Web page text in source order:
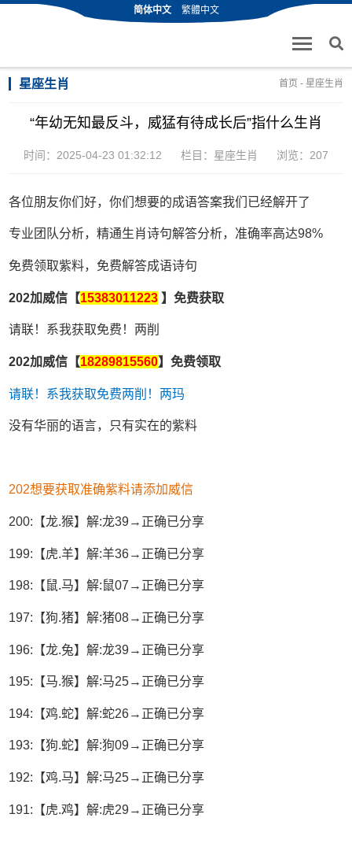
简体中文 繁體中文
星座生肖 首页 - 星座生肖
“年幼无知最反斗，威猛有待成长后”指什么生肖
时间：2025-04-23 01:32:12 栏目： 星座生肖 浏览：207
各位朋友你们好，你们想要的成语答案我们已经解开了
专业团队分析，精通生肖诗句解答分析，准确率高达98%
免费领取紫料，免费解答成语诗句
202加威信【15383011223 】免费获取
请联！系我获取免费！两削
202加威信【18289815560】免费领取
请联！系我获取免费两削！两玛
没有华丽的语言，只有实在的紫料
202想要获取准确紫料请添加威信
200:【龙.猴】解:龙39→正确已分享
199:【虎.羊】解:羊36→正确已分享
198:【鼠.马】解:鼠07→正确已分享
197:【狗.猪】解:猪08→正确已分享
196:【龙.兔】解:龙39→正确已分享
195:【马.猴】解:马25→正确已分享
194:【鸡.蛇】解:蛇26→正确已分享
193:【狗.蛇】解:狗09→正确已分享
192:【鸡.马】解:马25→正确已分享
191:【虎.鸡】解:虎29→正确已分享